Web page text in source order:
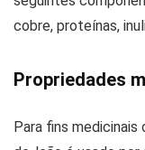
cobre, proteínas,
Propriedades
Para fins